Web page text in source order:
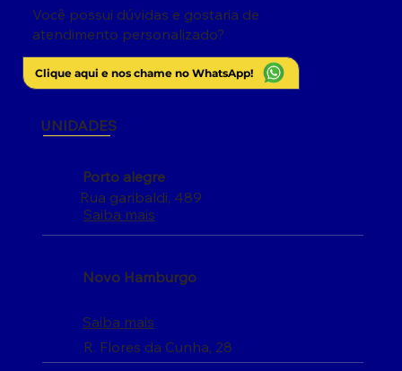
Você possui dúvidas e gostaria de
atendimento personalizado?
Clique aqui e nos chame no WhatsApp!
UNIDADES
Porto alegre
Saiba mais
Rua garibaldi, 489
Novo Hamburgo
R. Flores da Cunha, 28
Saiba mais